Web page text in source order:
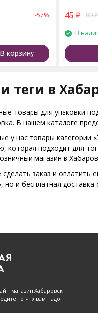
-57%
В корзину
45 ₽ 80₽
В
теги в
товары для упаковки
В нашем каталоге
у нас товары
которая подходит для
магазин в
заказ и оплатить
но и бесплатная доставка
магазин Хабаровск
то что вам надо